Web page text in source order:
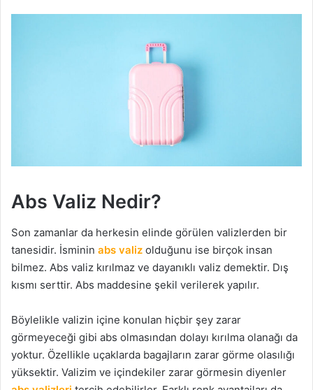
Abs Valiz Nedir?
Son zamanlar da herkesin elinde görülen valizlerden bir
tanesidir. İsminin abs valiz olduğunu ise birçok insan
bilmez. Abs valiz kırılmaz ve dayanıklı valiz demektir. Dış
kısmı serttir. Abs maddesine şekil verilerek yapılır.
Böylelikle valizin içine konulan hiçbir şey zarar
görmeyeceği gibi abs olmasından dolayı kırılma olanağı da
yoktur. Özellikle uçaklarda bagajların zarar görme olasılığı
yüksektir. Valizim ve içindekiler zarar görmesin diyenler